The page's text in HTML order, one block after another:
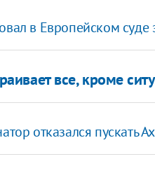
в Европейском
все, кроме
отказался пускать